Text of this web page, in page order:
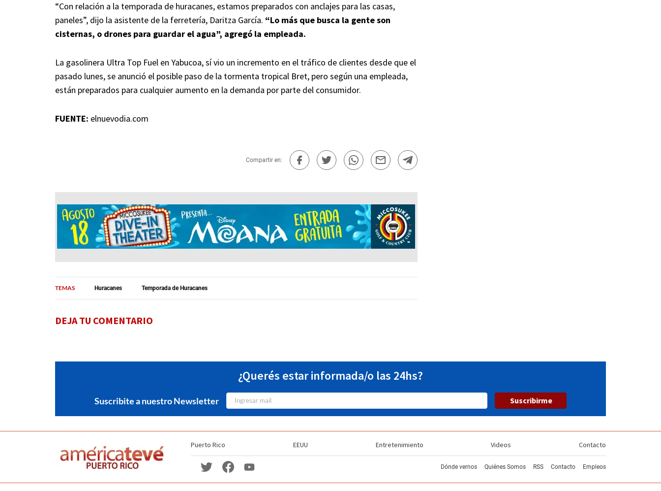
“Con relación a la temporada de huracanes, estamos preparados con anclajes para las casas,
paneles”, dijo la asistente de la ferretería, Daritza García. “Lo más que busca la gente son
cisternas, o drones para guardar el agua”, agregó la empleada.
La gasolinera Ultra Top Fuel en Yabucoa, sí vio un incremento en el tráfico de clientes desde que el
pasado lunes, se anunció el posible paso de la tormenta tropical Bret, pero según una empleada,
están preparados para cualquier aumento en la demanda por parte del consumidor.
FUENTE: elnuevodia.com
Compartir en:
TEMAS Huracanes Temporada de Huracanes
DEJA TU COMENTARIO
¿Querés estar informada/o las 24hs?
Suscribite a nuestro Newsletter Suscribirme
Puerto Rico EEUU Entretenimiento Videos Contacto
Dónde vernos Quiénes Somos RSS Contacto Empleos